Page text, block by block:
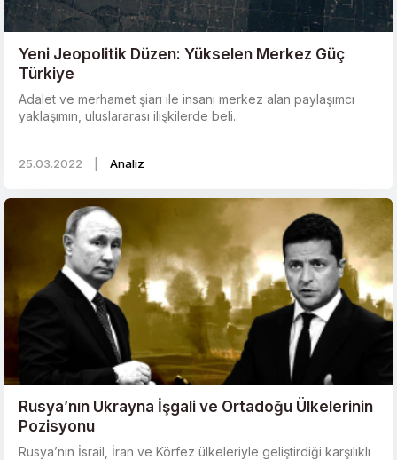
Yeni Jeopolitik Düzen: Yükselen Merkez Güç
Türkiye
Adalet ve merhamet şiarı ile insanı merkez alan paylaşımcı
yaklaşımın, uluslararası ilişkilerde beli..
25.03.2022 Analiz
Rusya’nın Ukrayna İşgali ve Ortadoğu Ülkelerinin
Pozisyonu
Rusya’nın İsrail, İran ve Körfez ülkeleriyle geliştirdiği karşılıklı